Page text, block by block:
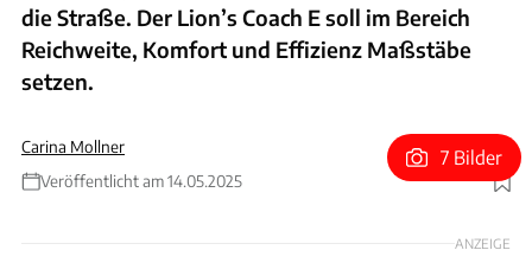
die Straße. Der Lion’s Coach E soll im Bereich
Reichweite, Komfort und Effizienz Maßstäbe
setzen.
Carina Mollner
Veröffentlicht am 14.05.2025
Foto: MAN
7 Bilder
ANZEIGE